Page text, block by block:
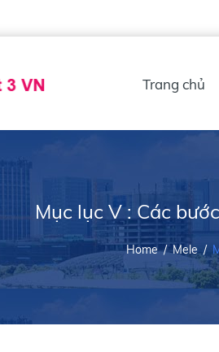
Trang chủ
Mục lục V : Các
Home /Mele /